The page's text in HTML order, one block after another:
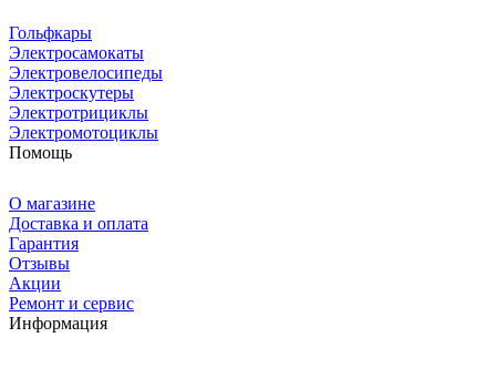
Гольфкары
Электросамокаты
Электровелосипеды
Электроскутеры
Электротрициклы
Электромотоциклы
Помощь
О магазине
Доставка и оплата
Гарантия
Отзывы
Акции
Ремонт и сервис
Информация